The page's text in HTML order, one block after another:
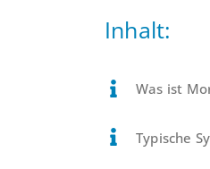
Inhalt:
Was ist
Typische